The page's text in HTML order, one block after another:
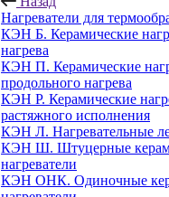
Нагреватели для
КЭН Б. Керамические
нагрева
КЭН П. Керамические
продольного нагрева
КЭН Р. Керамические
растяжного исполнения
КЭН Л. Нагревательные
КЭН Ш. Штуцерные
нагреватели
КЭН ОНК. Одиночные